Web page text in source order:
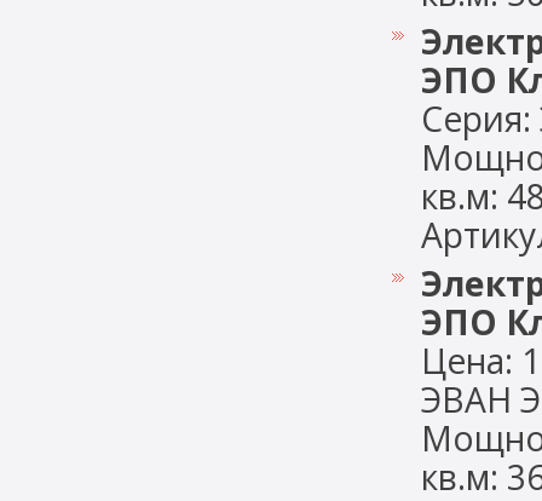
ЭПО
кв.м:
ЭПО
Цена:
ЭВАН
кв.м: